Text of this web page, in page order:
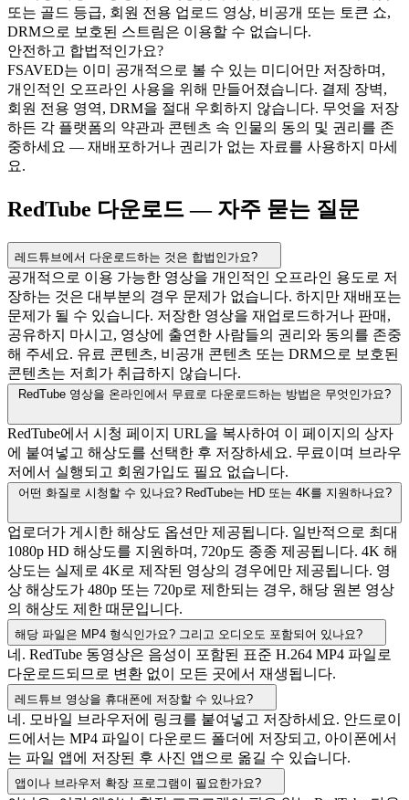
또는 골드 등급, 회원 전용 업로드 영상, 비공개 또는 토큰 쇼,
DRM으로 보호된 스트림은 이용할 수 없습니다.
안전하고 합법적인가요?
FSAVED는 이미 공개적으로 볼 수 있는 미디어만 저장하며,
개인적인 오프라인 사용을 위해 만들어졌습니다. 결제 장벽,
회원 전용 영역, DRM을 절대 우회하지 않습니다. 무엇을 저장
하든 각 플랫폼의 약관과 콘텐츠 속 인물의 동의 및 권리를 존
중하세요 — 재배포하거나 권리가 없는 자료를 사용하지 마세
요.
RedTube 다운로드 — 자주 묻는 질문
레드튜브에서 다운로드하는 것은 합법인가요?
공개적으로 이용 가능한 영상을 개인적인 오프라인 용도로 저
장하는 것은 대부분의 경우 문제가 없습니다. 하지만 재배포는
문제가 될 수 있습니다. 저장한 영상을 재업로드하거나 판매,
공유하지 마시고, 영상에 출연한 사람들의 권리와 동의를 존중
해 주세요. 유료 콘텐츠, 비공개 콘텐츠 또는 DRM으로 보호된
콘텐츠는 저희가 취급하지 않습니다.
RedTube 영상을 온라인에서 무료로 다운로드하는 방법은 무엇인가요?
RedTube에서 시청 페이지 URL을 복사하여 이 페이지의 상자
에 붙여넣고 해상도를 선택한 후 저장하세요. 무료이며 브라우
저에서 실행되고 회원가입도 필요 없습니다.
어떤 화질로 시청할 수 있나요? RedTube는 HD 또는 4K를 지원하나요?
업로더가 게시한 해상도 옵션만 제공됩니다. 일반적으로 최대
1080p HD 해상도를 지원하며, 720p도 종종 제공됩니다. 4K 해
상도는 실제로 4K로 제작된 영상의 경우에만 제공됩니다. 영
상 해상도가 480p 또는 720p로 제한되는 경우, 해당 원본 영상
의 해상도 제한 때문입니다.
해당 파일은 MP4 형식인가요? 그리고 오디오도 포함되어 있나요?
네. RedTube 동영상은 음성이 포함된 표준 H.264 MP4 파일로
다운로드되므로 변환 없이 모든 곳에서 재생됩니다.
레드튜브 영상을 휴대폰에 저장할 수 있나요?
네. 모바일 브라우저에 링크를 붙여넣고 저장하세요. 안드로이
드에서는 MP4 파일이 다운로드 폴더에 저장되고, 아이폰에서
는 파일 앱에 저장된 후 사진 앱으로 옮길 수 있습니다.
앱이나 브라우저 확장 프로그램이 필요한가요?